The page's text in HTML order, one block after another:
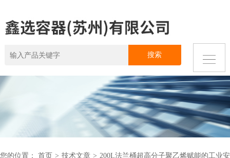
您的位置： 首页 > 技术文章 > 200L法兰桶超高分子聚乙烯赋能的工业安